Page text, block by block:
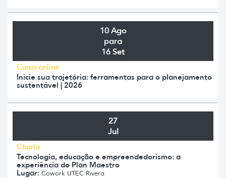
10 Ago
para
16 Set
Curso online
Inicie sua trajetória: ferramentas para o planejamento
sustentável | 2026
27
Jul
Charla
Tecnologia, educação e empreendedorismo: a
experiência do Plan Maestro
Lugar: Cowork UTEC Rivera